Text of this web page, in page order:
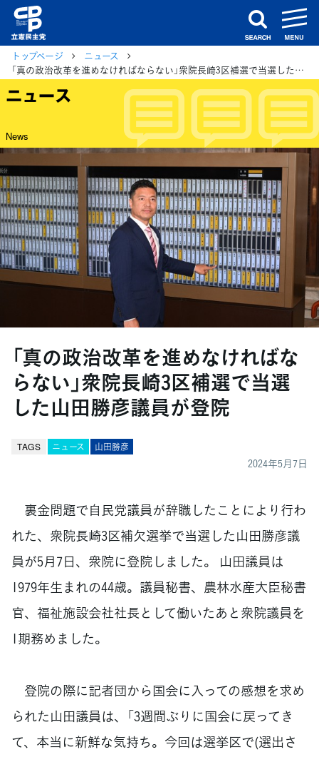
search
トップページ
ニュース
「真の政治改革を進めなければならない」衆院長崎3区補選で当選した山田勝彦議員が登院
ニュース
News
「真の政治改革を進めなければな
らない」衆院長崎3区補選で当選
した山田勝彦議員が登院
TAGS ニュース 山田勝彦
2024年5月7日
裏金問題で自民党議員が辞職したことにより行わ
れた、衆院長崎3区補欠選挙で当選した山田勝彦議
員が5月7日、衆院に登院しました。 山田議員は
1979年生まれの44歳。議員秘書、農林水産大臣秘書
官、福祉施設会社社長として働いたあと衆院議員を
1期務めました。
登院の際に記者団から国会に入っての感想を求め
られた山田議員は、「3週間ぶりに国会に戻ってき
て、本当に新鮮な気持ち。今回は選挙区で(選出さ